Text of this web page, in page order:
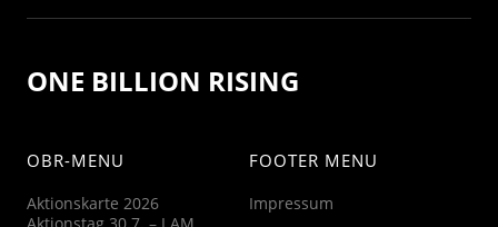
ONE BILLION RISING
OBR-MENU
Aktionskarte 2026
FOOTER MENU
Impressum